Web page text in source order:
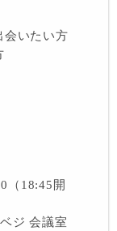
会いたい方
（18:45開
ジ 会議室